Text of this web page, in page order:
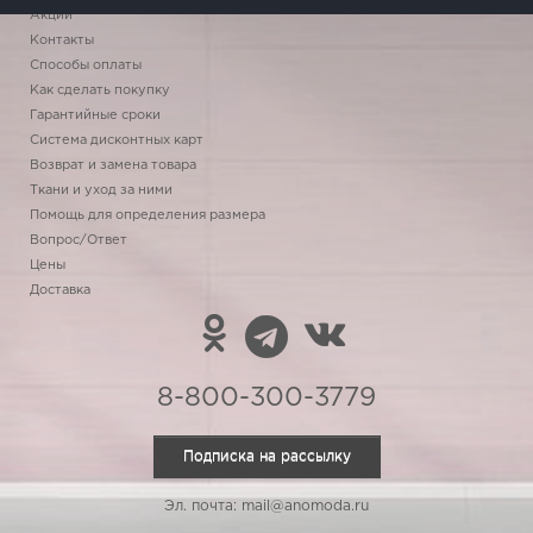
Акции
Контакты
Способы оплаты
Как сделать покупку
Гарантийные сроки
Система дисконтных карт
Возврат и замена товара
Ткани и уход за ними
Помощь для определения размера
Вопрос/Ответ
Цены
Доставка
8-800-300-3779
Подписка на рассылку
Эл. почта: mail@anomoda.ru